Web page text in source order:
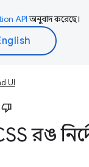
APIঅনুবাদ করেছে।
UI
রঙ